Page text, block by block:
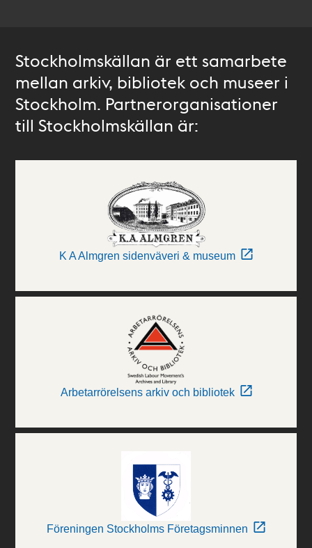
Stockholmskällan är ett samarbete
mellan arkiv, bibliotek och museer i
Stockholm. Partnerorganisationer
till Stockholmskällan är:
K A Almgren sidenväveri & museum
Arbetarrörelsens arkiv och bibliotek
Föreningen Stockholms Företagsminnen